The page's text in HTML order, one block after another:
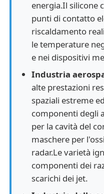
energia.Il silicone
punti di contatto
riscaldamento
le temperature
e nei dispositivi
Industria
alte prestazioni
spaziali estreme
componenti degli
per la cavità del
maschere per
radar.Le varietà
componenti dei
scarichi dei jet.